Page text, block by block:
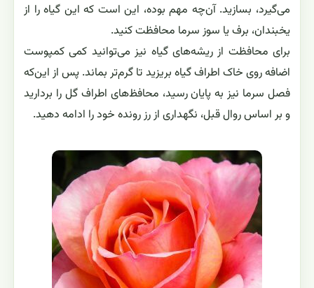
می‌گیرد، بسازید. آن‌چه مهم بوده، این است که این گیاه را از
یخبندان، برف یا سوز سرما محافظت کنید.
برای محافظت از ریشه‌های گیاه نیز می‌توانید کمی کمپوست
اضافه روی خاک اطراف گیاه بریزید تا گرم‌تر بماند. پس از این‌که
فصل سرما نیز به پایان رسید، محافظ‌های اطراف گل را بردارید
و بر اساس روال قبل، نگهداری از رز رونده خود را ادامه دهید.